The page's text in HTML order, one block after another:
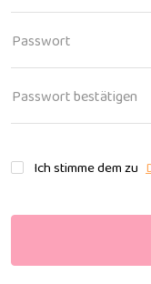
Passwort
Passwort bestätigen
Ich stimme dem zu